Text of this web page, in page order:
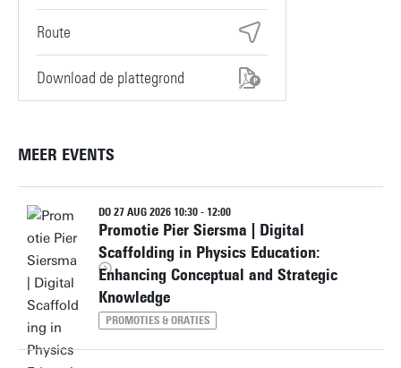
Route
Download de plattegrond
MEER EVENTS
DO 27 AUG 2026 10:30 - 12:00
Promotie Pier Siersma | Digital
Scaffolding in Physics Education:
Enhancing Conceptual and Strategic
Knowledge
PROMOTIES & ORATIES